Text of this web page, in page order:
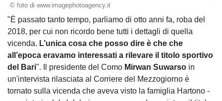
© foto di www.imagephotoagency.it
"È passato tanto tempo, parliamo di otto anni fa, roba del
2018, per cui non ricordo bene tutti i dettagli di quella
vicenda. L’unica cosa che posso dire è che che
all’epoca eravamo interessati a rilevare il titolo sportivo
del Bari". Il presidente del Como Mirwan Suwarso in
un'intervista rilasciata al Corriere del Mezzogiorno è
tornato sulla vicenda che aveva visto la famiglia Hartono -